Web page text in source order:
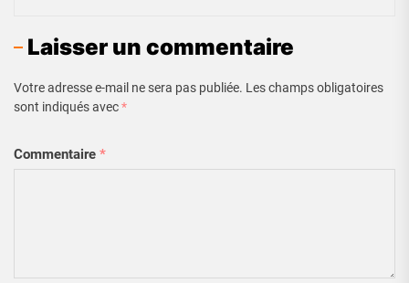
Laisser un commentaire
Votre adresse e-mail ne sera pas publiée. Les champs obligatoires
sont indiqués avec*
Commentaire *